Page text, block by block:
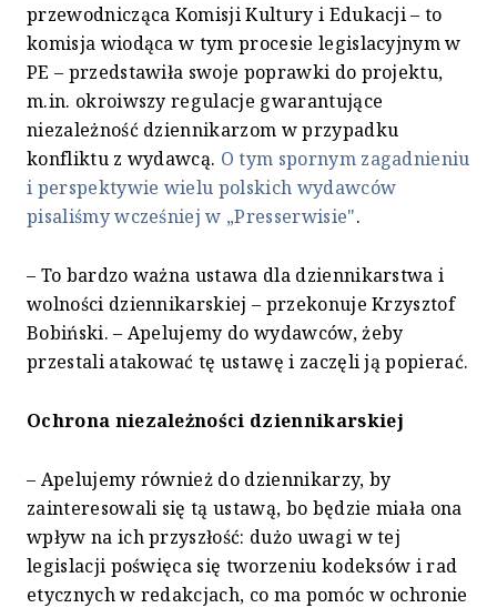
przewodnicząca Komisji Kultury i Edukacji – to
komisja wiodąca w tym procesie legislacyjnym w
PE – przedstawiła swoje poprawki do projektu,
m.in. okroiwszy regulacje gwarantujące
niezależność dziennikarzom w przypadku
konfliktu z wydawcą. O tym spornym zagadnieniu
i perspektywie wielu polskich wydawców
pisaliśmy wcześniej w „Presserwisie".
– To bardzo ważna ustawa dla dziennikarstwa i
wolności dziennikarskiej – przekonuje Krzysztof
Bobiński. – Apelujemy do wydawców, żeby
przestali atakować tę ustawę i zaczęli ją popierać.
Ochrona niezależności dziennikarskiej
– Apelujemy również do dziennikarzy, by
zainteresowali się tą ustawą, bo będzie miała ona
wpływ na ich przyszłość: dużo uwagi w tej
legislacji poświęca się tworzeniu kodeksów i rad
etycznych w redakcjach, co ma pomóc w ochronie